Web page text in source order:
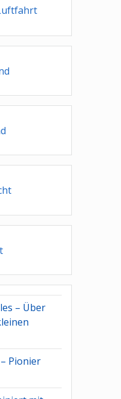
– Über
Pionier